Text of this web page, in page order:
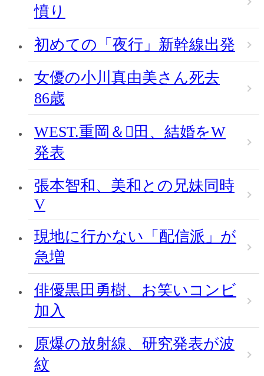
憤り
初めての「夜行」新幹線出発
女優の小川真由美さん死去
86歳
WEST.重岡＆田、結婚をW
発表
張本智和、美和との兄妹同時
V
現地に行かない「配信派」が
急増
俳優黒田勇樹、お笑いコンビ
加入
原爆の放射線、研究発表が波
紋